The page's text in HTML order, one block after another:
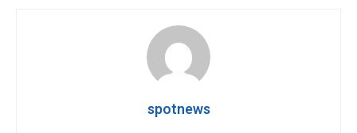
gr
a
m
e
spotnews